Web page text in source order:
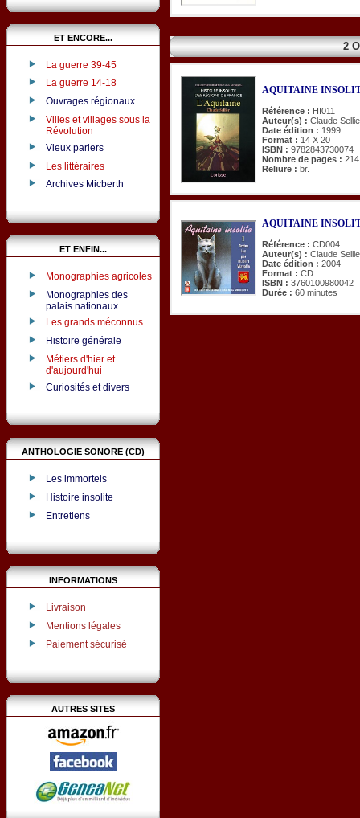
ET ENCORE...
La guerre 39-45
La guerre 14-18
Ouvrages régionaux
Villes et villages sous la
Révolution
Vieux parlers
Les littéraires
Archives Micberth
ET ENFIN...
Monographies agricoles
Monographies des
palais nationaux
Les grands méconnus
Histoire générale
Métiers d'hier et
d'aujourd'hui
Curiosités et divers
ANTHOLOGIE SONORE (CD)
Les immortels
Histoire insolite
Entretiens
INFORMATIONS
Livraison
Mentions légales
Paiement sécurisé
AUTRES SITES
2
AQUITAINE
Référence : HI011
Auteur(s) : Claude
Date édition : 1999
Format : 14 X 20
ISBN : 9782843730074
Nombre de pages : 214
Reliure : br.
AQUITAINE
Référence : CD004
Auteur(s) : Claude
Date édition : 2004
Format : CD
ISBN : 3760100980042
Durée : 60 minutes